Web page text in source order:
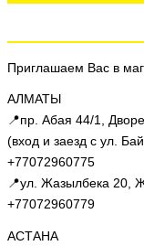
Приглашаем Вас в
АЛМАТЫ
📍пр. Абая 44/1,
(вход и заезд с ул.
+77072960775
📍ул. Жазылбека 20,
+77072960779
АСТАНА